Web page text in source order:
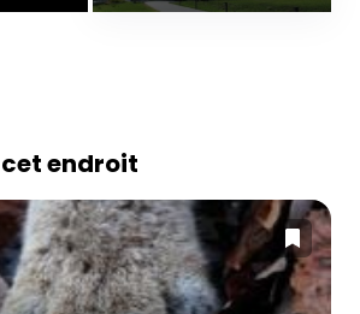
endroit